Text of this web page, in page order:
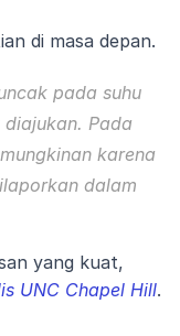
di masa depan.
pada suhu
diajukan. Pada
karena
dalam
yang kuat,
UNC Chapel Hill.